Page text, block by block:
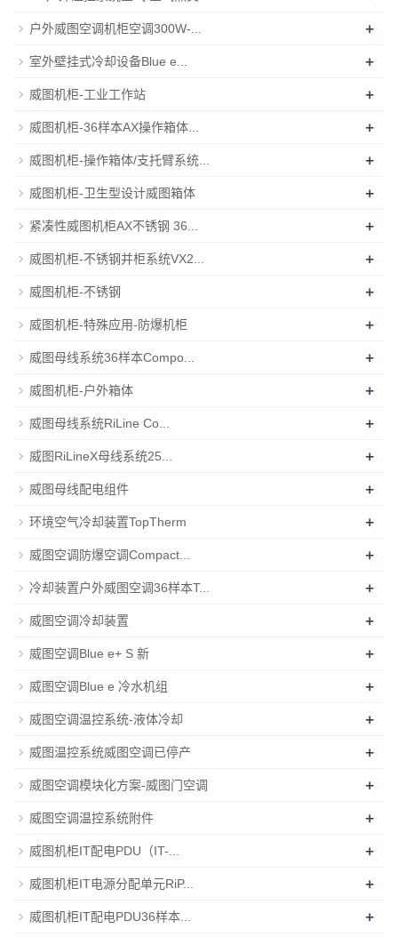
户外威图空调机柜空调300W-... +
室外壁挂式冷却设备Blue e... +
威图机柜-工业工作站 +
威图机柜-36样本AX操作箱体... +
威图机柜-操作箱体/支托臂系统... +
威图机柜-卫生型设计威图箱体 +
紧凑性威图机柜AX不锈钢 36... +
威图机柜-不锈钢并柜系统VX2... +
威图机柜-不锈钢 +
威图机柜-特殊应用-防爆机柜 +
威图母线系统36样本Compo... +
威图机柜-户外箱体 +
威图母线系统RiLine Co... +
威图RiLineX母线系统25... +
威图母线配电组件 +
环境空气冷却装置TopTherm +
威图空调防爆空调Compact... +
冷却装置户外威图空调36样本T... +
威图空调冷却装置 +
威图空调Blue e+ S 新 +
威图空调Blue e 冷水机组 +
威图空调温控系统-液体冷却 +
威图温控系统威图空调已停产 +
威图空调模块化方案-威图门空调 +
威图空调温控系统附件 +
威图机柜IT配电PDU（IT-... +
威图机柜IT电源分配单元RiP... +
威图机柜IT配电PDU36样本... +